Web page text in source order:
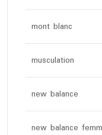
mont blanc
musculation
new balance
new balance